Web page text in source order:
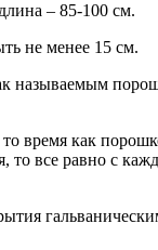
– 85-100 см.
не менее 15 см.
называемым
время как
все равно с